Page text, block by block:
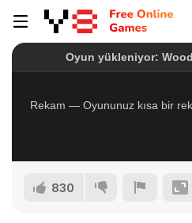
830